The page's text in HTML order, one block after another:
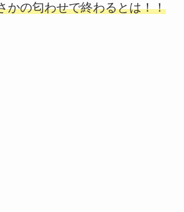
かの匂わせで終わるとは！！